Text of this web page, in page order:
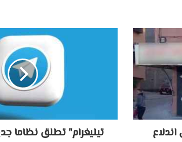
تيليغرام" تطلق نظاما